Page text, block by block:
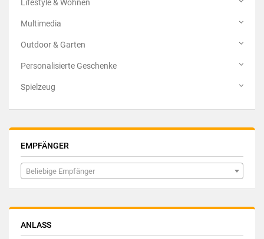
Lifestyle & Wohnen
Multimedia
Outdoor & Garten
Personalisierte Geschenke
Spielzeug
EMPFÄNGER
Beliebige Empfänger
ANLASS